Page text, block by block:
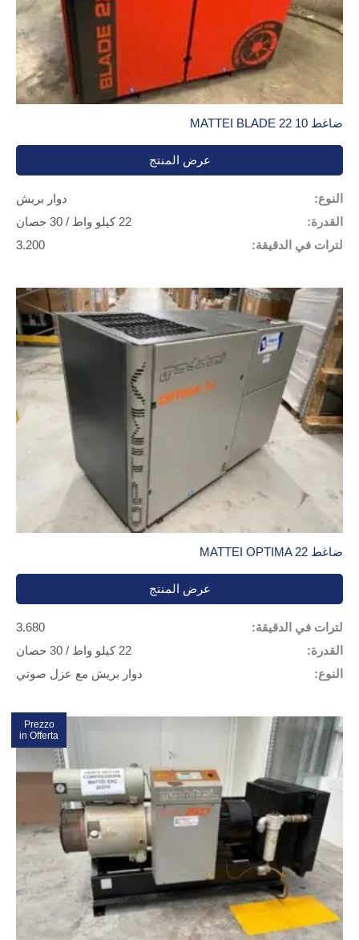
ضاغط MATTEI BLADE 22 10
عرض المنتج
النوع:
دوار بريش
القدرة:
22 كيلو واط / 30 حصان
لترات في الدقيقة:
3.200
ضاغط MATTEI OPTIMA 22
عرض المنتج
لترات في الدقيقة:
3.680
القدرة:
22 كيلو واط / 30 حصان
النوع:
دوار بريش مع عزل صوتي
تخفيضات!
Prezzo
in Offerta